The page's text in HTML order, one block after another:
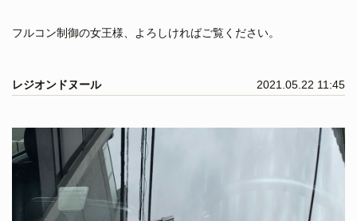
フルコン制御の女王様、よろしければご覧ください。
レジオンドヌール 2021.05.22 11:45